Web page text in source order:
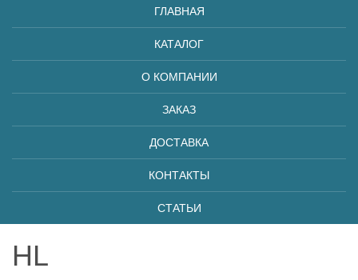
ГЛАВНАЯ
КАТАЛОГ
О КОМПАНИИ
ЗАКАЗ
ДОСТАВКА
КОНТАКТЫ
СТАТЬИ
HL